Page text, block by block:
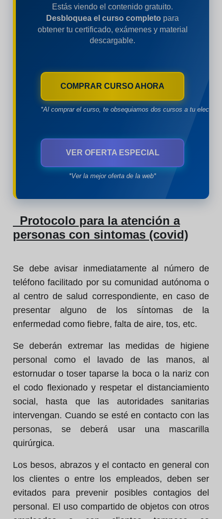
Estás viendo el contenido gratuito.
Desbloquea el curso completo para
obtener tu certificado, exámenes y material
descargable.
COMPRAR CURSO AHORA
*Al comprar el curso, te obsequiamos dos cursos a tu
VER OFERTA ESPECIAL
*Ver la mejor oferta de la web*
Protocolo para la atención a
personas con sintomas (covid)
Se debe avisar inmediatamente al número de
teléfono facilitado por su comunidad autónoma o
al centro de salud correspondiente, en caso de
presentar alguno de los síntomas de la
enfermedad como fiebre, falta de aire, tos, etc.
Se deberán extremar las medidas de higiene
personal como el lavado de las manos, al
estornudar o toser taparse la boca o la nariz con
el codo flexionado y respetar el distanciamiento
social, hasta que las autoridades sanitarias
intervengan. Cuando se esté en contacto con las
personas, se deberá usar una mascarilla
quirúrgica.
Los besos, abrazos y el contacto en general con
los clientes o entre los empleados, deben ser
evitados para prevenir posibles contagios del
personal. El uso compartido de objetos con otros